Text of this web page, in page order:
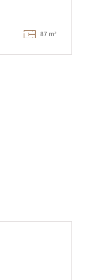
87 m²